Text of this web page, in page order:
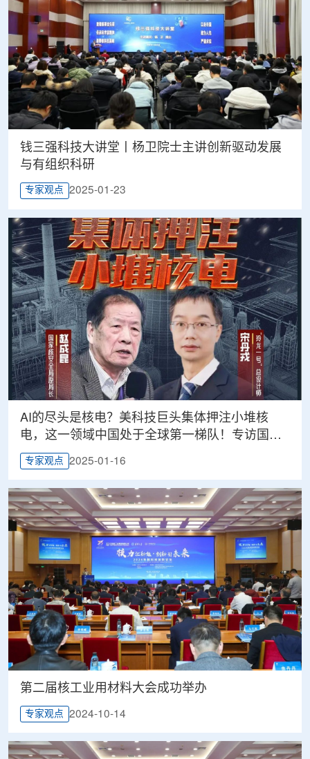
钱三强科技大讲堂丨杨卫院士主讲创新驱动发展
与有组织科研
专家观点 2025-01-23
AI的尽头是核电？美科技巨头集体押注小堆核
电，这一领域中国处于全球第一梯队！专访国家
核安全局原局长和“玲龙一号”总设计师
专家观点 2025-01-16
第二届核工业用材料大会成功举办
专家观点 2024-10-14